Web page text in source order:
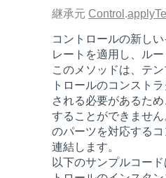
継承元 Control .
コントロールの新し
レートを適用し、ルー
このメソッドは、テ
トロールのコンスト
される必要があるた
することができませ
のパーツを対応する
連結します。
以下のサンプルコード